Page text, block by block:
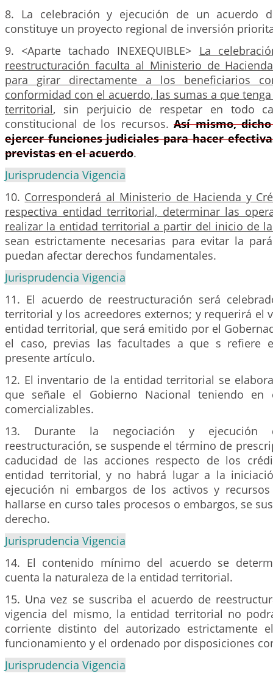
8. La celebración y ejecución de un acuerdo
constituye un proyecto regional de inversión
9. <Aparte tachado INEXEQUIBLE> La
reestructuración faculta al Ministerio de
para girar directamente a los beneficiarios
conformidad con el acuerdo, las sumas a que
territorial, sin perjuicio de respetar en todo
constitucional de los recursos. Así mismo,
ejercer funciones judiciales para hacer
previstas en el acuerdo.
Jurisprudencia Vigencia
10. Corresponderá al Ministerio de Hacienda y
respectiva entidad territorial, determinar las
realizar la entidad territorial a partir del inicio de
sean estrictamente necesarias para evitar la
puedan afectar derechos fundamentales.
Jurisprudencia Vigencia
11. El acuerdo de reestructuración será
territorial y los acreedores externos; y requerirá el
entidad territorial, que será emitido por el
el caso, previas las facultades a que s refiere
presente artículo.
12. El inventario de la entidad territorial se
que señale el Gobierno Nacional teniendo en
comercializables.
13. Durante la negociación y ejecución
reestructuración, se suspende el término de
caducidad de las acciones respecto de los
entidad territorial, y no habrá lugar a la
ejecución ni embargos de los activos y
hallarse en curso tales procesos o embargos, se
derecho.
Jurisprudencia Vigencia
14. El contenido mínimo del acuerdo se
cuenta la naturaleza de la entidad territorial.
15. Una vez se suscriba el acuerdo de
vigencia del mismo, la entidad territorial no
corriente distinto del autorizado estrictamente
funcionamiento y el ordenado por disposiciones
Jurisprudencia Vigencia